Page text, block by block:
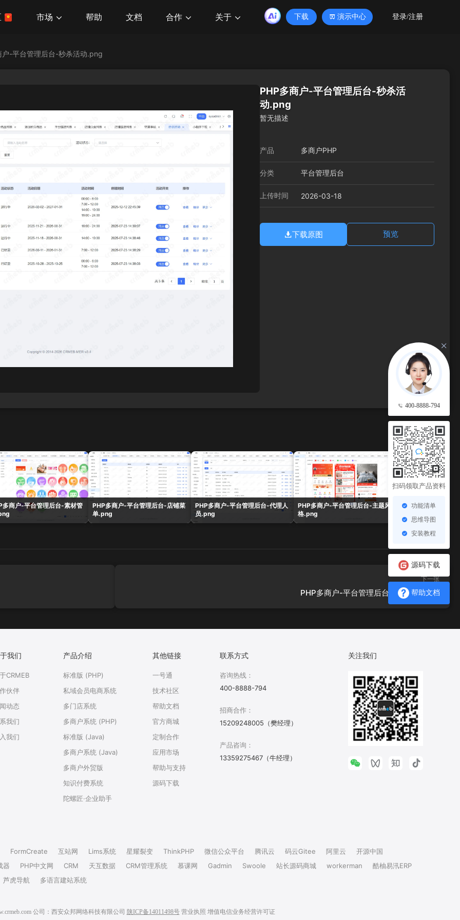
市场 帮助 文档 合作 关于 下载 演示中心 登录/注册
400-8888-794
扫码领取产品资料
功能清单
思维导图
安装教程
源码下载
帮助文档
户-平台管理后台-秒杀活动.png
PHP多商户-平台管理后台-秒杀活
动.png
暂无描述
产品 多商户PHP
分类 平台管理后台
上传时间 2026-03-18
下载原图 预览
查看更多 →
多商户-平台管理后台-素材管
PHP多商户-平台管理后台-店铺菜
单.png
PHP多商户-平台管理后台-代理人
员.png
PHP多商户-平台管理后台-主题风
格.png
PHP多商户-平台管
下一张
PHP多商户-平台管理后台-热门搜索.png
我们
CRMEB
伙伴
动态
我们
我们
产品介绍
标准版 (PHP)
私域会员电商系统
多门店系统
多商户系统 (PHP)
标准版 (Java)
多商户系统 (Java)
多商户外贸版
知识付费系统
陀螺匠·企业助手
其他链接
一号通
技术社区
帮助文档
官方商城
定制合作
应用市场
帮助与支持
源码下载
联系方式
咨询热线：
400-8888-794
招商合作：
15209248005（樊经理）
产品咨询：
13359275467（牛经理）
关注我们
FormCreate 互站网 Lims系统 星耀裂变 ThinkPHP 微信公众平台 腾讯云 码云Gitee 阿里云
开源中国
器
PHP中文网 CRM 天互数据 CRM管理系统 慕课网 Gadmin Swoole 站长源码商城 workerman
酷柚易汛ERP
芦虎导航
多语言建站系统
公司：西安众邦网络科技有限公司 陕ICP备14011498号 营业执照 增值电信业务经营许可证